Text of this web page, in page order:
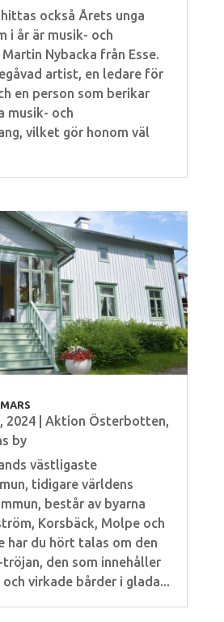
också Årets unga
i år är musik- och
Nybacka från Esse.
artist, en ledare för
en person som berikar
musik- och
vilket gör honom väl
2024| Aktion Österbotten,
by
västligaste
tidigare världens
består av byarna
Korsbäck, Molpe och
har du hört talas om den
tröjan, den som innehåller
virkade bårder i glada...